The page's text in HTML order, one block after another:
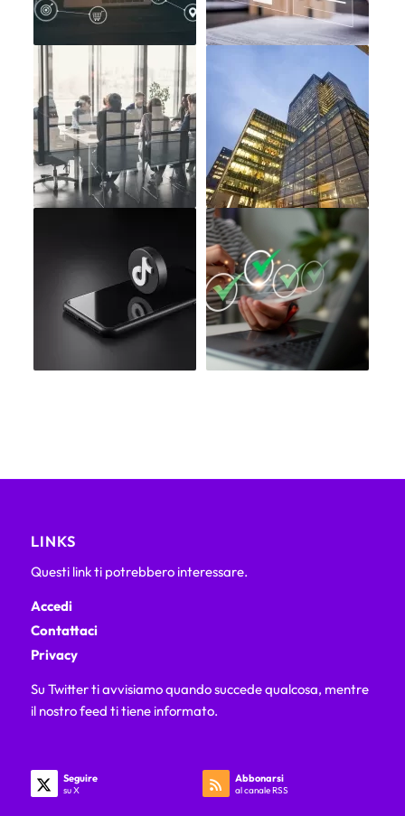
LINKS
Questi link ti potrebbero interessare.
Accedi
Contattaci
Privacy
Su Twitter ti avvisiamo quando succede qualcosa, mentre
il nostro feed ti tiene informato.
Seguire
su X
Abbonarsi
al canale RSS